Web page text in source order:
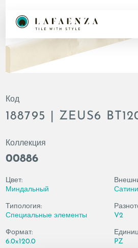
Код
188795 | ZEUS6
Коллекция
00886
Цвет:
Миндальный
Типология:
Специальные элементы
Формат:
6.0x120.0
V2
PZ